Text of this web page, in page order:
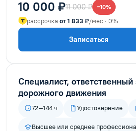
10 000 ₽11 000 ₽ −10%
рассрочка от 1 833 ₽/мес · 0%
Записаться
Специалист,
дорожного движения
72–144 ч Удостоверение
Высшее или среднее